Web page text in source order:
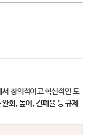
창의적이고 혁신적인 도
완화, 높이, 건폐율 등 규제